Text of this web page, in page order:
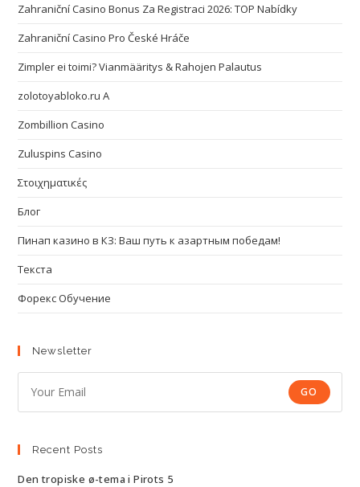
Zahraniční Casino Bonus Za Registraci 2026: TOP Nabídky
Zahraniční Casino Pro České Hráče
Zimpler ei toimi? Vianmääritys & Rahojen Palautus
zolotoyabloko.ru A
Zombillion Casino
Zuluspins Casino
Στοιχηματικές
Блог
Пинап казино в КЗ: Ваш путь к азартным победам!
Текста
Форекс Обучение
Newsletter
GO
Recent Posts
Den tropiske ø-tema i Pirots 5